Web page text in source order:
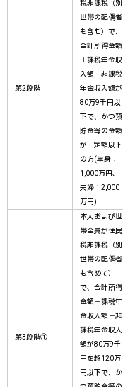
第2段階
税非課税（別
世帯の配偶者
も含む）で、
合計所得金額
＋課税年金収
入額＋非課税
年金収入額が
80万9千円以
下で、かつ預
貯金等の金額
が一定額以下
の方(単身：
1,000万円、
夫婦：2,000
万円)
第3段階①
本人および世
帯全員が住民
税非課税（別
世帯の配偶者
も含めて）
で、合計所得
金額＋課税年
金収入額＋非
課税年金収入
額が80万9千
円を超120万
円以下で、か